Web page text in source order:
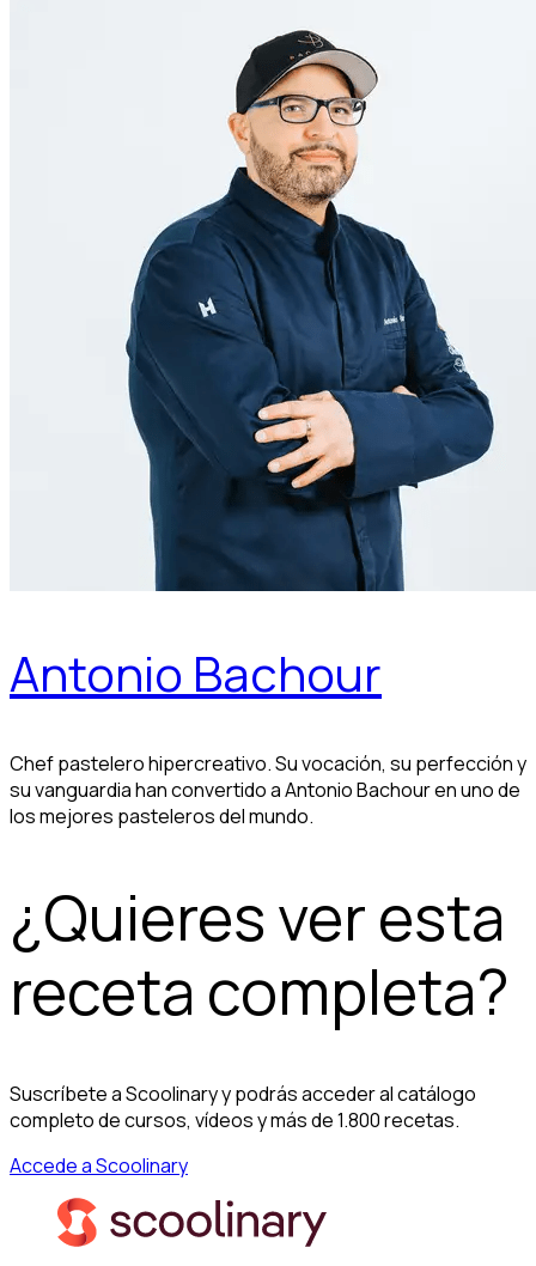
Antonio Bachour
Chef pastelero hipercreativo. Su vocación, su perfección y
su vanguardia han convertido a Antonio Bachour en uno de
los mejores pasteleros del mundo.
¿Quieres ver esta
receta completa?
Suscríbete a Scoolinary y podrás acceder al catálogo
completo de cursos, vídeos y más de 1.800 recetas.
Accede a Scoolinary